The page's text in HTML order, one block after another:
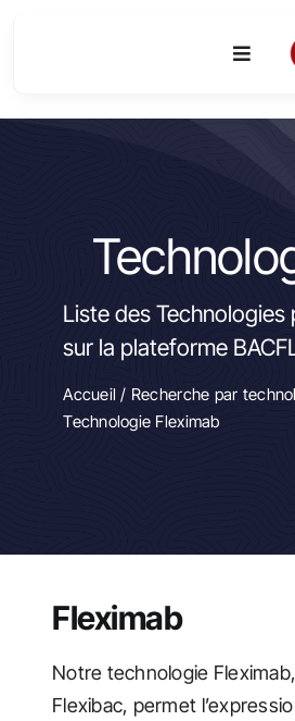
Toggle
Equipements &
R&D
Accès
Liste des Technologies
sur la plateforme
Accueil / Recherche par
Technologie Fleximab
Fleximab
Notre technologie
Flexibac, permet